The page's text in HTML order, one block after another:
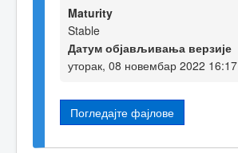
Maturity
Stable
Датум објављивања верзије
уторак, 08 новембар 2022 16:17
Погледајте фајлове